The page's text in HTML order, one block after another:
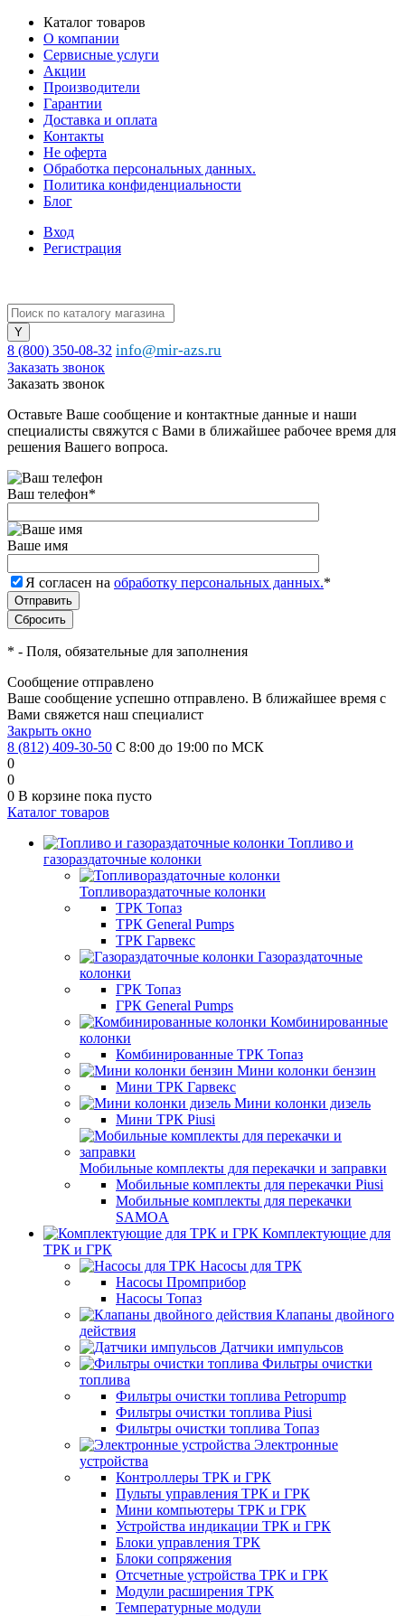
Каталог товаров
О компании
Сервисные услуги
Акции
Производители
Гарантии
Доставка и оплата
Контакты
Не оферта
Обработка персональных данных.
Политика конфиденциальности
Блог
Вход
Регистрация
8 (800) 350-08-32 info@mir-azs.ru
Заказать звонок
Заказать звонок
Оставьте Ваше сообщение и контактные данные и наши
специалисты свяжутся с Вами в ближайшее рабочее время для
решения Вашего вопроса.
Ваш телефон*
Ваше имя
Я согласен на обработку персональных данных.*
* - Поля, обязательные для заполнения
Сообщение отправлено
Ваше сообщение успешно отправлено. В ближайшее время с
Вами свяжется наш специалист
Закрыть окно
8 (812) 409-30-50 С 8:00 до 19:00 по МСК
0
0
0 В корзине пока пусто
Каталог товаров
Топливо и
газораздаточные колонки
Топливораздаточные колонки
ТРК Топаз
ТРК General Pumps
ТРК Гарвекс
Газораздаточные
колонки
ГРК Топаз
ГРК General Pumps
Комбинированные
колонки
Комбинированные ТРК Топаз
Мини колонки бензин
Мини ТРК Гарвекс
Мини колонки дизель
Мини ТРК Piusi
Мобильные комплекты для перекачки и заправки
Мобильные комплекты для перекачки Piusi
Мобильные комплекты для перекачки
SAMOA
Комплектующие для
ТРК и ГРК
Насосы для ТРК
Насосы Промприбор
Насосы Топаз
Клапаны двойного
действия
Датчики импульсов
Фильтры очистки
топлива
Фильтры очистки топлива Petropump
Фильтры очистки топлива Piusi
Фильтры очистки топлива Топаз
Электронные
устройства
Контроллеры ТРК и ГРК
Пульты управления ТРК и ГРК
Мини компьютеры ТРК и ГРК
Устройства индикации ТРК и ГРК
Блоки управления ТРК
Блоки сопряжения
Отсчетные устройства ТРК и ГРК
Модули расширения ТРК
Температурные модули